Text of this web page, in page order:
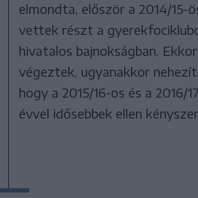
elmondta, először a 2014/15-
vettek részt a
hivatalos bajnokságban.
végeztek, ugyanakkor
hogy a 2015/16-os és a 2016/
évvel idősebbek ellen